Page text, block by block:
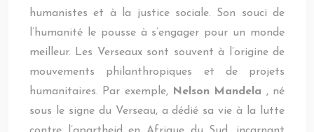
humanistes et à la justice sociale. Son souci de
l’humanité le pousse à s’engager pour un monde
meilleur. Les Verseaux sont souvent à l’origine de
mouvements philanthropiques et de projets
humanitaires. Par exemple,
Nelson Mandela , né
sous le signe du Verseau, a dédié sa vie à la lutte